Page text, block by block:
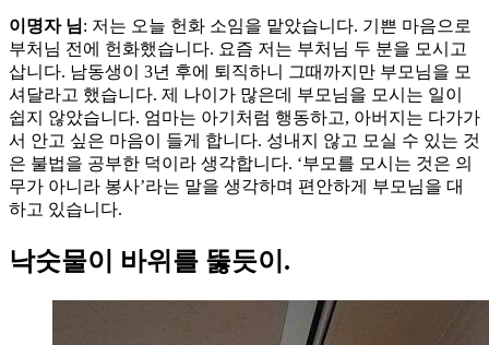
이명자 님: 저는 오늘 헌화 소임을 맡았습니다. 기쁜 마음으로
부처님 전에 헌화했습니다. 요즘 저는 부처님 두 분을 모시고
삽니다. 남동생이 3년 후에 퇴직하니 그때까지만 부모님을 모
셔달라고 했습니다. 제 나이가 많은데 부모님을 모시는 일이
쉽지 않았습니다. 엄마는 아기처럼 행동하고, 아버지는 다가가
서 안고 싶은 마음이 들게 합니다. 성내지 않고 모실 수 있는 것
은 불법을 공부한 덕이라 생각합니다. ‘부모를 모시는 것은 의
무가 아니라 봉사’라는 말을 생각하며 편안하게 부모님을 대
하고 있습니다.
낙숫물이 바위를 뚫듯이.